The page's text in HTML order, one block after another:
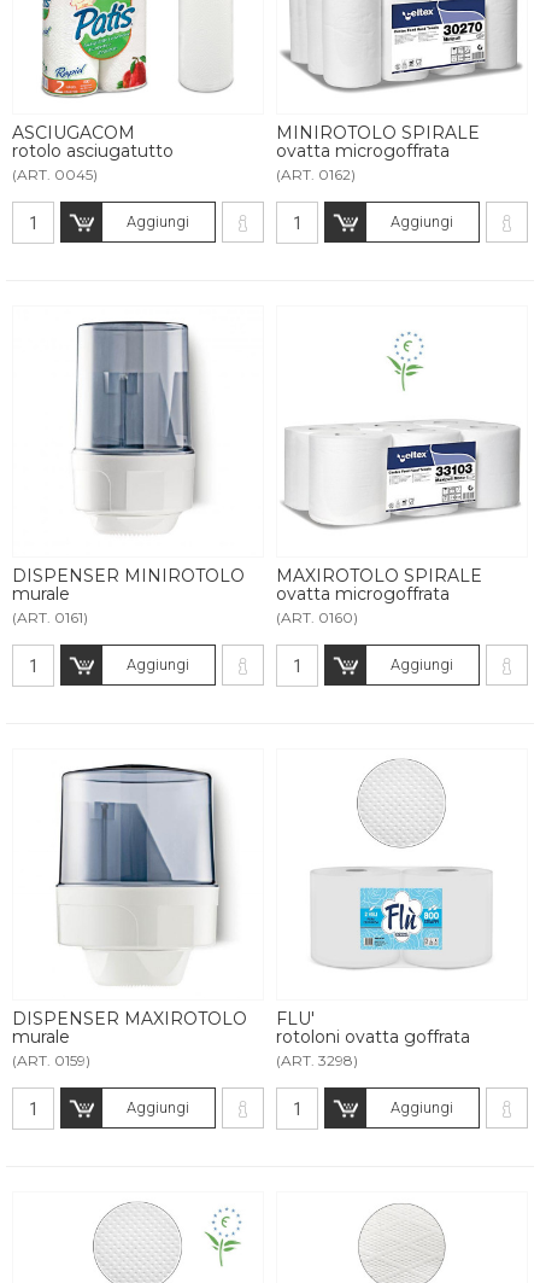
ASCIUGACOM
rotolo asciugatutto
(ART. 0045)
Aggiungi
MINIROTOLO SPIRALE
ovatta microgoffrata
(ART. 0162)
Aggiungi
DISPENSER MINIROTOLO
murale
(ART. 0161)
Aggiungi
MAXIROTOLO SPIRALE
ovatta microgoffrata
(ART. 0160)
Aggiungi
DISPENSER MAXIROTOLO
murale
(ART. 0159)
Aggiungi
FLU'
rotoloni ovatta goffrata
(ART. 3298)
Aggiungi